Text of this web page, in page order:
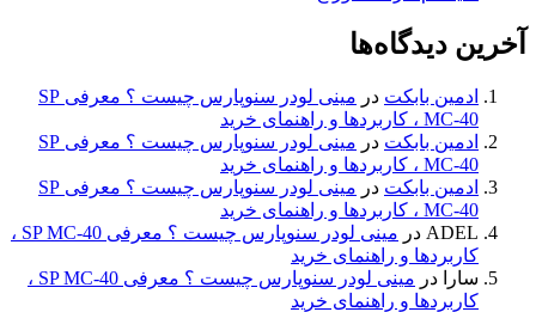
آخرین دیدگاه‌ها
ادمین بابکت در
مینی لودر سنوپارس چیست ؟ معرفی SP
MC-40 ، کاربردها و راهنمای خرید
ادمین بابکت در
مینی لودر سنوپارس چیست ؟ معرفی SP
MC-40 ، کاربردها و راهنمای خرید
ادمین بابکت در
مینی لودر سنوپارس چیست ؟ معرفی SP
MC-40 ، کاربردها و راهنمای خرید
ADEL در
مینی لودر سنوپارس چیست ؟ معرفی SP MC-40 ،
کاربردها و راهنمای خرید
سارا
در
مینی لودر سنوپارس چیست ؟ معرفی SP MC-40 ،
کاربردها و راهنمای خرید